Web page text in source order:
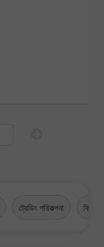
ট্রেডিং পরিকল্পনা